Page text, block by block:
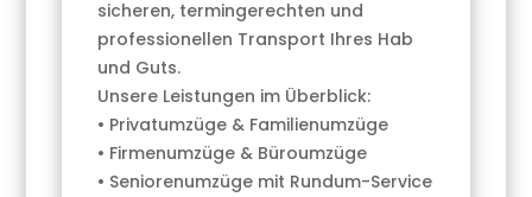
sicheren, termingerechten und
professionellen Transport Ihres Hab
und Guts.
Unsere Leistungen im Überblick:
• Privatumzüge & Familienumzüge
• Firmenumzüge & Büroumzüge
• Seniorenumzüge mit Rundum-Service